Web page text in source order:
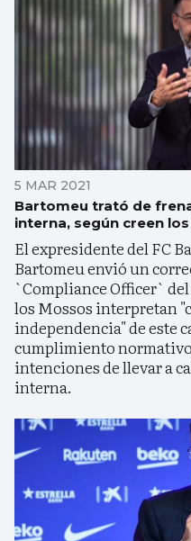
5 MAR 2021
Bartomeu trató de
interna, según creen
El expresidente del FC
Bartomeu envió un
`Compliance Officer`
los Mossos interpretan
independencia" de este
cumplimiento
intenciones de llevar a
interna.